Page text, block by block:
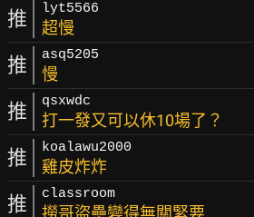
推 lyt5566
超慢
推 asq5205
慢
推 qsxwdc
打一發又可以休10場了？
推 koalawu2000
雞皮炸炸
推 classroom
撈哥盜壘變得無關緊要